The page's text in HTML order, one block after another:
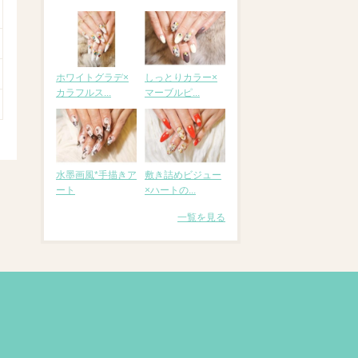
ホワイトグラデ×
カラフルス...
しっとりカラー×
マーブルピ...
水墨画風*手描きア
ート
敷き詰めビジュー
×ハートの...
一覧を見る